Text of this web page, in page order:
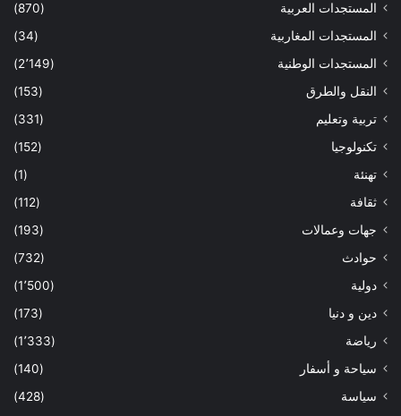
المستجدات العربية
(870)
المستجدات المغاربية
(34)
المستجدات الوطنية
(2٬149)
النقل والطرق
(153)
تربية وتعليم
(331)
تكنولوجيا
(152)
تهنئة
(1)
ثقافة
(112)
جهات وعمالات
(193)
حوادث
(732)
دولية
(1٬500)
دين و دنيا
(173)
رياضة
(1٬333)
سياحة و أسفار
(140)
سياسة
(428)